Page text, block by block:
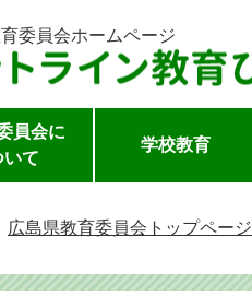
委員会ホームページ
員会に
いて
学校教育
広島県教育委員会トップページ